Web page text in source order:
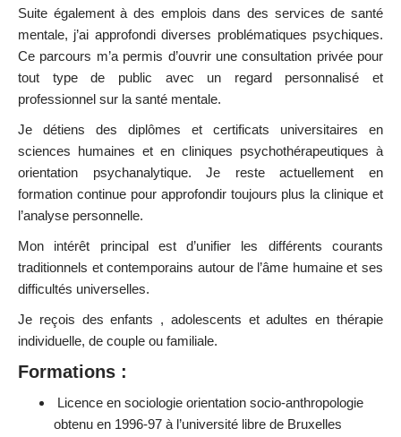
Suite également à des emplois dans des services de santé
mentale, j’ai approfondi diverses problématiques psychiques.
Ce parcours m’a permis d’ouvrir une consultation privée pour
tout type de public avec un regard personnalisé et
professionnel sur la santé mentale.
Je détiens des diplômes et certificats universitaires en
sciences humaines et en cliniques psychothérapeutiques à
orientation psychanalytique.Je reste actuellement en
formation continue pour approfondir toujours plus la clinique et
l’analyse personnelle.
Mon intérêt principal est d’unifier les différents courants
traditionnels et contemporains autour de l’âme humaine et ses
difficultés universelles.
Je reçois des enfants , adolescents et adultes en thérapie
individuelle, de couple ou familiale.
Formations :
Licence en sociologie orientation socio-anthropologie
obtenu en 1996-97 à l’université libre de Bruxelles